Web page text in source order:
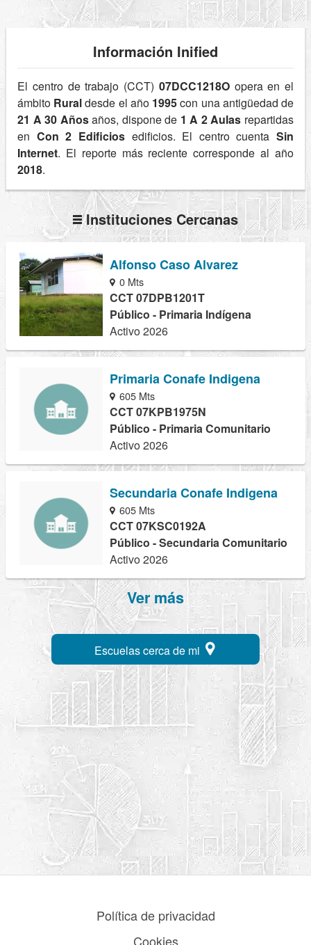
Información Inified
El centro de trabajo (CCT) 07DCC1218Oopera en el
ámbito Ruraldesde el año 1995con una antigüedad de
21 A 30 Añosaños, dispone de 1 A 2 Aulas repartidas
en Con 2 Edificiosedificios. El centro cuenta Sin
Internet. El reporte más reciente corresponde al año
2018.
Instituciones Cercanas
Alfonso Caso Alvarez
0 Mts
CCT 07DPB1201T
Público - Primaria Indígena
Activo 2026
Primaria Conafe Indigena
605 Mts
CCT 07KPB1975N
Público - Primaria Comunitario
Activo 2026
Secundaria Conafe Indigena
605 Mts
CCT 07KSC0192A
Público - Secundaria Comunitario
Activo 2026
Ver más
Escuelas cerca de mi
Política de privacidad
Cookies